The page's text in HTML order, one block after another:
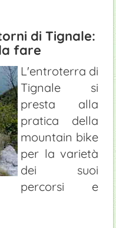
di Tignale:
fare
L'entroterra di
Tignale si
presta alla
pratica della
mountain bike
per la varietà
dei suoi
percorsi e